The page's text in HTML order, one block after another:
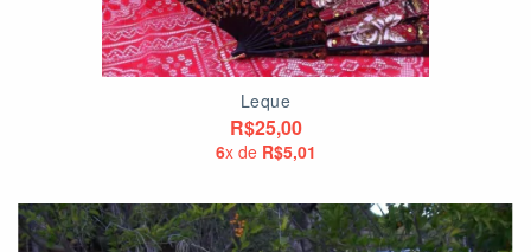
Leque
R$25,00
6x de R$5,01